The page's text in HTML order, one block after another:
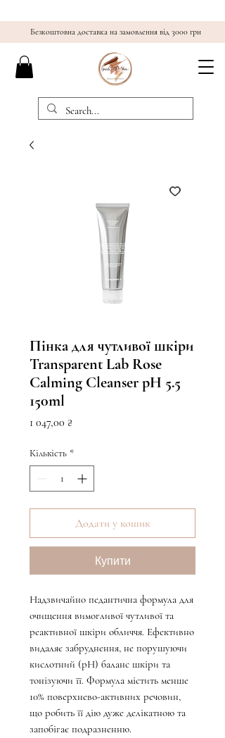
Безкоштовна доставка на замовлення від 3000 грн
Пінка для чутливої шкіри
Transparent Lab Rose
Calming Cleanser pH 5.5
150ml
1 047,00 ₴
Кількість *
Додати у кошик
Купити
Надзвичайно педантична формула для
очищення вимогливої ​​чутливої ​​та
реактивної шкіри обличчя. Ефективно
видаляє забруднення, не порушуючи
кислотний (рН) баланс шкіри та
тонізуючи її. Формула містить менше
10% поверхнево-активних речовин,
що робить її дію дуже делікатною та
запобігає подразненню.